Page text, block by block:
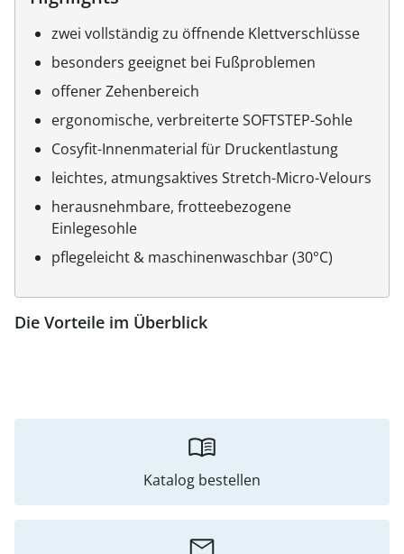
zwei vollständig zu öffnende Klettverschlüsse
besonders geeignet bei Fußproblemen
offener Zehenbereich
ergonomische, verbreiterte SOFTSTEP-Sohle
Cosyfit-Innenmaterial für Druckentlastung
leichtes, atmungsaktives Stretch-Micro-Velours
herausnehmbare, frotteebezogene
Einlegesohle
pflegeleicht & maschinenwaschbar (30°C)
Die Vorteile im Überblick
Katalog bestellen